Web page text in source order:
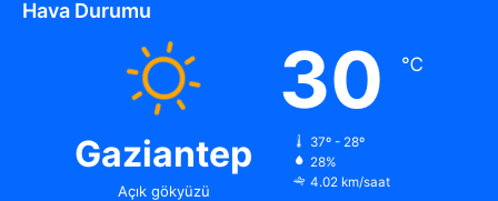
Hava Durumu
Gaziantep
Açık gökyüzü
30 ℃
37º - 28º
28%
4.02 km/saat